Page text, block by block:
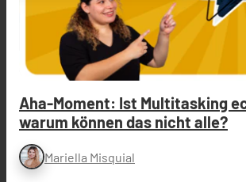
Aha-Moment: Ist Multitasking
warum können das nicht alle?
Mariella Misquial